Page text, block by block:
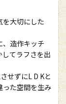
を大切にした
、造作キッチ
てラフさを出
せずにL D Kと
った空間を生み